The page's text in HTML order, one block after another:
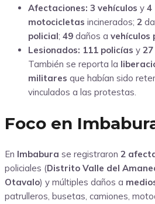
Afectaciones: 3 vehículos y 4
motocicletas incinerados; 2
policial; 49 daños a vehículos
Lesionados: 111 policías y
También se reporta la
militares que habían sido
vinculados a las protestas.
Foco en
En Imbabura se registraron 2
policiales (Distrito Valle del
Otavalo) y múltiples daños a
patrulleros, busetas, camiones,